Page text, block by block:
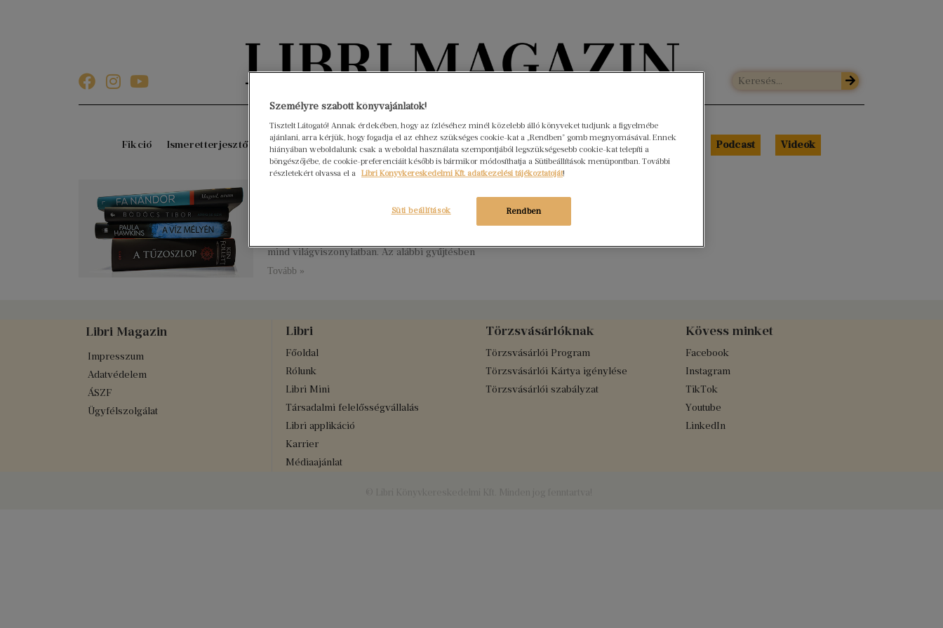
Könyvektől az olvasókig
Fikció Ismeretterjesztő Gyerekkönyvek Interjúk Beleolvasó A hónap könyvei HÍREK Libri Portré Podcast Videók
Nincs hozzászólás
A tavalyi évben is megszámlálhatatlanul kerültek a boltokba a jobbnál jobb
mind világviszonylatban. Az alábbi gyűjtésben
Tovább »
Libri Magazin
Impresszum
Adatvédelem
ÁSZF
Ügyfélszolgálat
Libri
Főoldal
Rólunk
Libri Mini
Társadalmi felelősségvállalás
Libri applikáció
Karrier
Médiaajánlat
Törzsvásárlóknak
Törzsvásárlói Program
Törzsvásárlói Kártya igénylése
Törzsvásárlói szabályzat
Kövess minket
Facebook
Instagram
TikTok
Youtube
LinkedIn
Személyre szabott könyvajánlatok!
Tisztelt Látogató! Annak érdekében, hogy az ízléséhez minél közelebb álló könyveket tudjunk a figyelmébe
ajánlani, arra kérjük, hogy fogadja el az ehhez szükséges cookie-kat a „Rendben” gomb megnyomásával. Ennek
hiányában weboldalunk csak a weboldal használata szempontjából legszükségesebb cookie-kat telepíti a
böngészőjébe, de cookie-preferenciáit később is bármikor módosíthatja a Sütibeállítások menüpontban. További
részletekért olvassa el a Libri Könyvkereskedelmi Kft. adatkezelési tájékoztatóját!
Rendben
Süti beállítások